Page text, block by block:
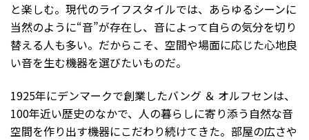
と楽しむ。現代のライフスタイルでは、あらゆるシーンに
当然のように“音”が存在し、音によって自らの気分を切り
替える人も多い。だからこそ、空間や場面に応じた心地良
い音を生む機器を選びたいものだ。
1925年にデンマークで創業したバング ＆ オルフセンは、
100年近い歴史のなかで、人の暮らしに寄り添う自然な音
空間を作り出す機器にこだわり続けてきた。部屋の広さや